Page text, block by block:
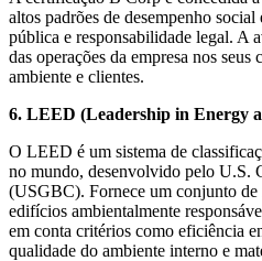
altos padrões de desempenho
pública e responsabilidade legal. A
das operações da empresa nos
ambiente e clientes.
6. LEED (Leadership in Energy
O LEED é um sistema de
no mundo, desenvolvido pelo U.S.
(USGBC). Fornece um conjunto de
edifícios ambientalmente
em conta critérios como eficiência
qualidade do ambiente interno e